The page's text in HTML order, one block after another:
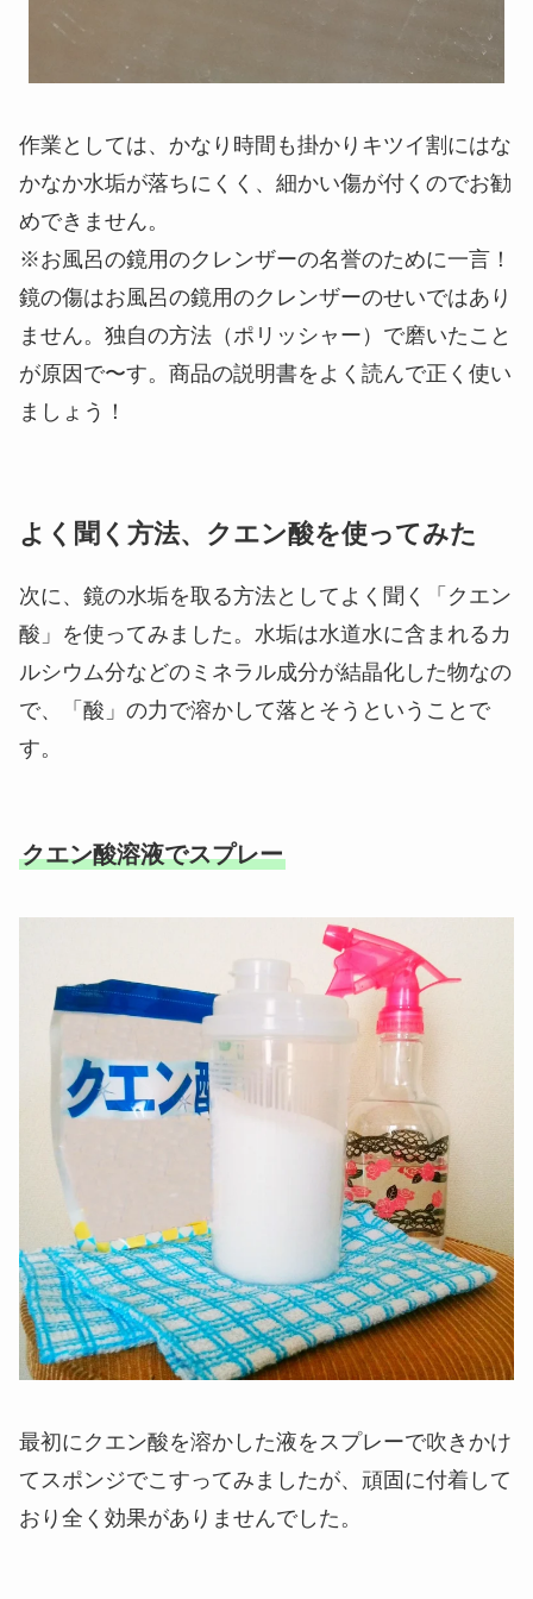
作業としては、かなり時間も掛かりキツイ割にはな
かなか水垢が落ちにくく、細かい傷が付くのでお勧
めできません。
※お風呂の鏡用のクレンザーの名誉のために一言！
鏡の傷はお風呂の鏡用のクレンザーのせいではあり
ません。独自の方法（ポリッシャー）で磨いたこと
が原因で〜す。商品の説明書をよく読んで正く使い
ましょう！
よく聞く方法、クエン酸を使ってみた
次に、鏡の水垢を取る方法としてよく聞く「クエン
酸」を使ってみました。水垢は水道水に含まれるカ
ルシウム分などのミネラル成分が結晶化した物なの
で、「酸」の力で溶かして落とそうということで
す。
クエン酸溶液でスプレー
最初にクエン酸を溶かした液をスプレーで吹きかけ
てスポンジでこすってみましたが、頑固に付着して
おり全く効果がありませんでした。